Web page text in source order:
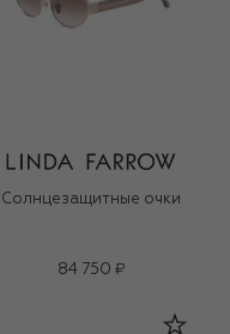
Солнцезащитные очки
84 750 ₽